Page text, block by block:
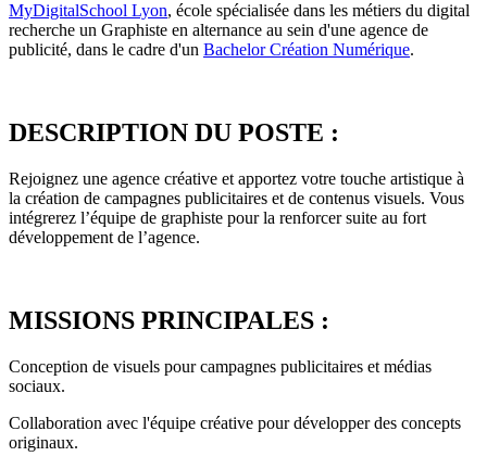
MyDigitalSchool Lyon, école spécialisée dans les métiers du digital
recherche un Graphiste en alternance au sein d'une agence de
publicité, dans le cadre d'un Bachelor Création Numérique.
DESCRIPTION DU POSTE :
Rejoignez une agence créative et apportez votre touche artistique à
la création de campagnes publicitaires et de contenus visuels. Vous
intégrerez l’équipe de graphiste pour la renforcer suite au fort
développement de l’agence.
MISSIONS PRINCIPALES :
Conception de visuels pour campagnes publicitaires et médias
sociaux.
Collaboration avec l'équipe créative pour développer des concepts
originaux.